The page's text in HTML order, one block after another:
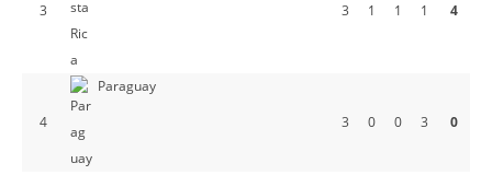
3 3 1 1 1 4
4
Paraguay
3
0 0 3 0